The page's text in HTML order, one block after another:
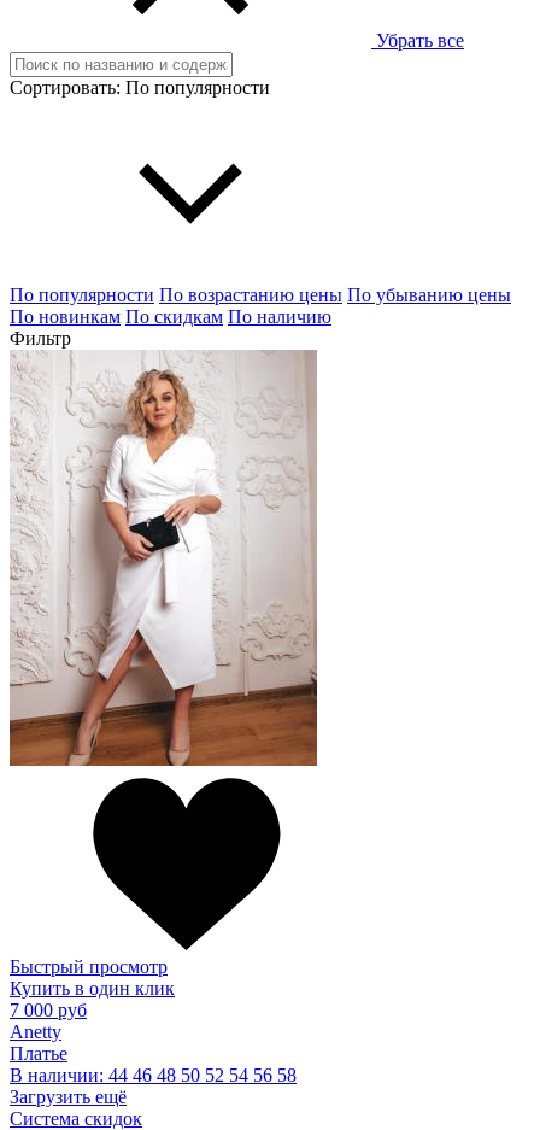
Убрать все
Сортировать: По популярности
По популярности По возрастанию цены По убыванию цены
По новинкам По скидкам По наличию
Фильтр
Быстрый просмотр
Купить в один клик
7 000 руб
Anetty
Платье
В наличии: 44 46 48 50 52 54 56 58
Загрузить ещё
Система скидок